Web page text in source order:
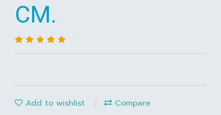
CM.
Add to wishlist
Compare